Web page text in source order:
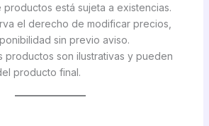
está sujeta a existencias.
el derecho de modificar precios,
sin previo aviso.
productos son ilustrativas y pueden
producto final.